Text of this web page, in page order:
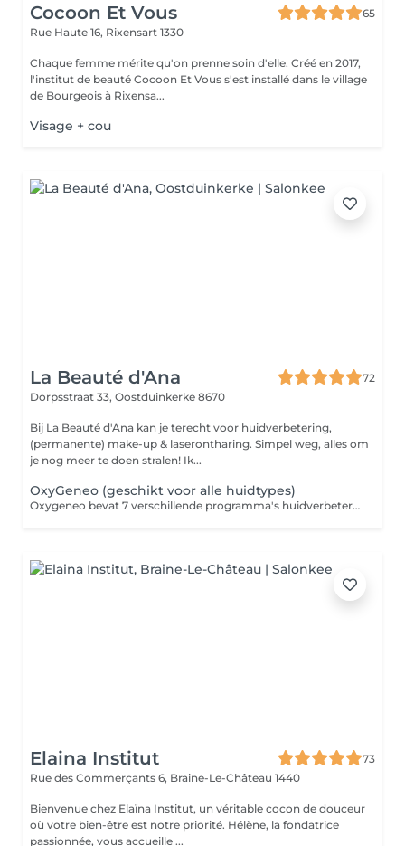
Cocoon Et Vous
65
Rue Haute 16, Rixensart 1330
Chaque femme mérite qu'on prenne soin d'elle. Créé en 2017,
l'institut de beauté Cocoon Et Vous s'est installé dans le village
de Bourgeois à Rixensa...
Visage + cou
La Beauté d'Ana
72
Dorpsstraat 33, Oostduinkerke 8670
Bij La Beauté d'Ana kan je terecht voor huidverbetering,
(permanente) make-up & laserontharing. Simpel weg, alles om
je nog meer te doen stralen! Ik...
OxyGeneo (geschikt voor alle huidtypes)
Oxygeneo bevat 7 verschillende programma's huidverbeterende behandelingen. Afhankelijk van de noden van jouw huid wordt een specifiek programma geselecteerd om zichtbaar huidverbeterende resultaten te behalen. Bij deze behandeling ontstaan door een trilling + door de combinatie van actieve producten, CO2 micro-belletjes. Dit zorgt voor een zuurstofverrijking in de huid. De huid wordt op intense wijze geëxfolieerd (microdermabrasie) met als gevolg een betere infusie van de aangepaste werkstoffen die gekozen werden voor jouw huid. Een egaal gelaat, mooie glow en intens fris gevoel met onmiddellijk zichtbaar resultaat. Een Oxygeneo Complete is de perfecte verzorging voor een vernieuwde frisse huid met een fantastische glow. Heb je niet veel tijd en wil je snel resultaat? Kies dan voor een Oxygeneo Easy Go behandeling (niet gezicht voor huiden met veel zwarte punten/onzuiverheden) Een kuur bestaat uit 6 behandelingen, telkens om de 2 weken. De 1ste en 4de behandeling zijn een Oxygeneo Complete, de overige behandelingen zijn Oxygeneo Easy Go. Een kuur inboeken kan enkel per telefoon of e-mail. Een optimaal resultaat vraagt de nodige verzorging van de huid met de door mij geadviseerde producten van in het salon. Een mooi en volledig resultaat bij een kuur is pas haalbaar als de klant thuis meewerkt en de huid met een dagelijkse skincare routine onderhoud wordt. Bij de laatse behandeling wordt er 10% verrekend op de volledige kuur. Daarnaast geniet je ook van 10% korting op het verplichte nazorgpakket voor thuis. Na afloop van de kuur wordt elke 8 weken een onderhoudsbehandeling aangeraden om het optimaal behaalde resultaat te behouden.
Elaina Institut
73
Rue des Commerçants 6, Braine-Le-Château 1440
Bienvenue chez Elaïna Institut, un véritable cocon de douceur
où votre bien-être est notre priorité. Hélène, la fondatrice
passionnée, vous accueille ...